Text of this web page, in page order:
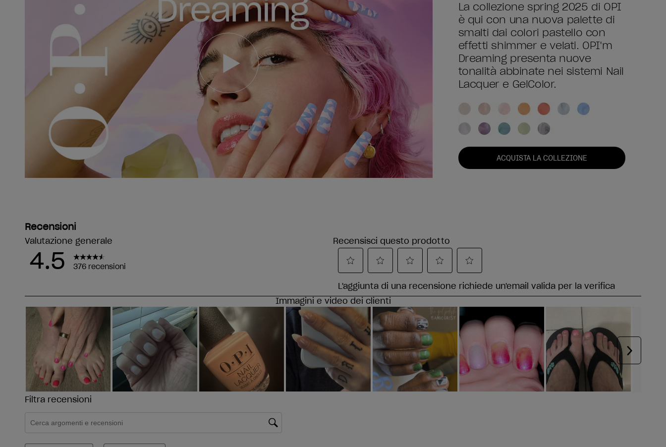
La collezione spring 2025 di OPI
è qui con una nuova palette di
smalti dai colori pastello con
effetti shimmer e velati. OPI'm
Dreaming presenta nuove
tonalità abbinate nei sistemi Nail
Lacquer e GelColor.
ACQUISTA LA COLLEZIONE